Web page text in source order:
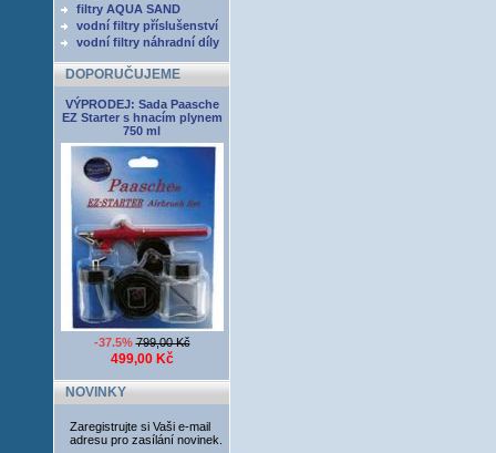
filtry AQUA SAND
vodní filtry příslušenství
vodní filtry náhradní díly
DOPORUČUJEME
VÝPRODEJ: Sada Paasche
EZ Starter s hnacím plynem
750 ml
-37.5%799,00 Kč
499,00 Kč
NOVINKY
Zaregistrujte si Vaši e-mail
adresu pro zasílání novinek.